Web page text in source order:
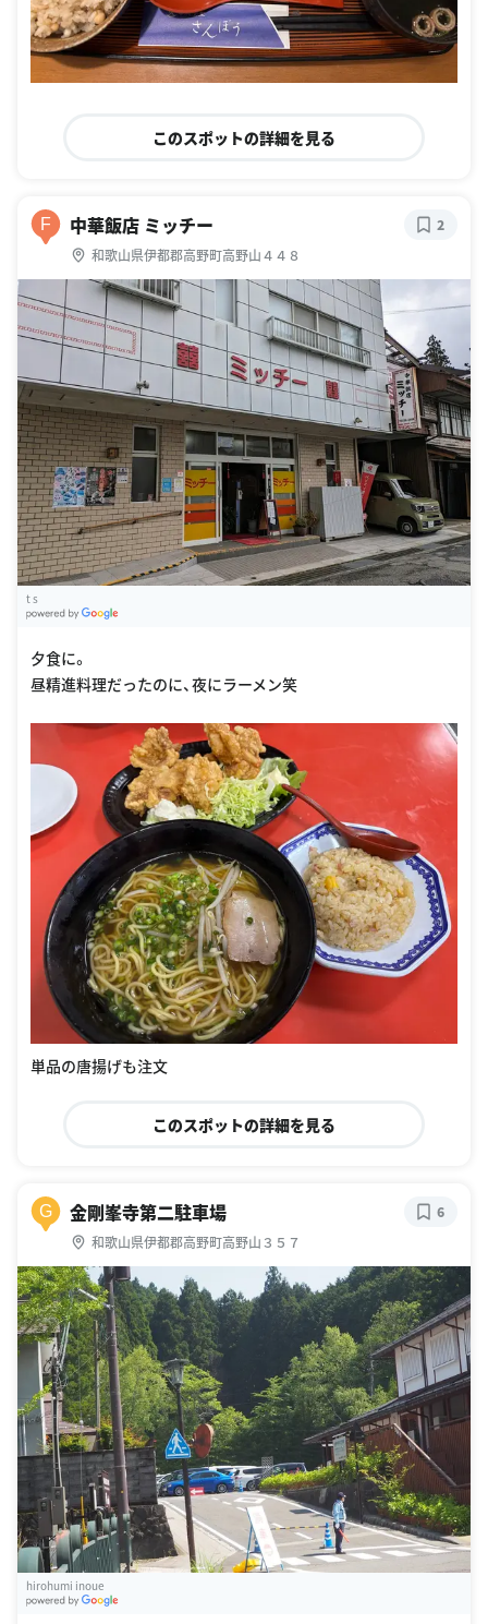
このスポットの詳細を見る
F 中華飯店 ミッチー
和歌山県伊都郡高野町高野山４４８
2
t s
夕食に。
昼精進料理だったのに、夜にラーメン笑
単品の唐揚げも注文
このスポットの詳細を見る
G 金剛峯寺第二駐車場
和歌山県伊都郡高野町高野山３５７
6
hirohumi inoue